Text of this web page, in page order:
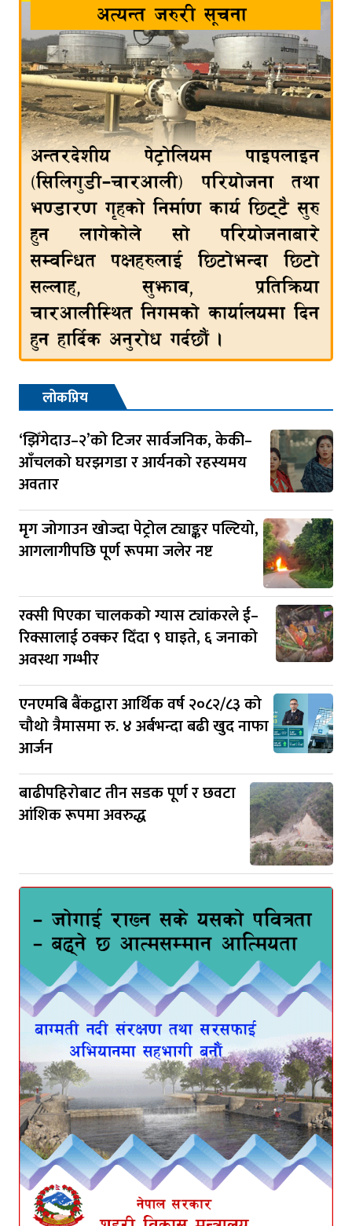
लोकप्रिय
‘झिँगेदाउ–२’को टिजर सार्वजनिक, केकी–
आँचलको घरझगडा र आर्यनको रहस्यमय
अवतार
मृग जोगाउन खोज्दा पेट्रोल ट्याङ्कर पल्टियो,
आगलागीपछि पूर्ण रूपमा जलेर नष्ट
रक्सी पिएका चालकको ग्यास ट्यांकरले ई–
रिक्सालाई ठक्कर दिँदा ९ घाइते, ६ जनाको
अवस्था गम्भीर
एनएमबि बैंकद्वारा आर्थिक वर्ष २०८२/८३ को
चौथो त्रैमासमा रु. ४ अर्बभन्दा बढी खुद नाफा
आर्जन
बाढीपहिरोबाट तीन सडक पूर्ण र छवटा
आंशिक रूपमा अवरुद्ध